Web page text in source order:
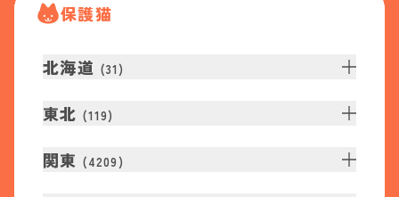
保護猫
北海道 (31 )
東北 (119)
関東 (4209 )